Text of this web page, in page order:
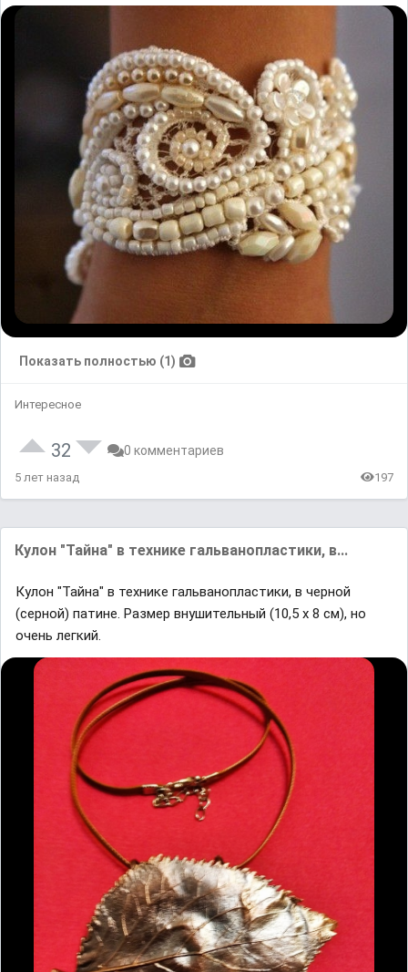
Показать полностью (1)
Интересное
32 0 комментариев
5 лет назад 197
Кулон "Тайна" в технике гальванопластики, в...
Кулон "Тайна" в технике гальванопластики, в черной
(серной) патине. Размер внушительный (10,5 х 8 см), но
очень легкий.